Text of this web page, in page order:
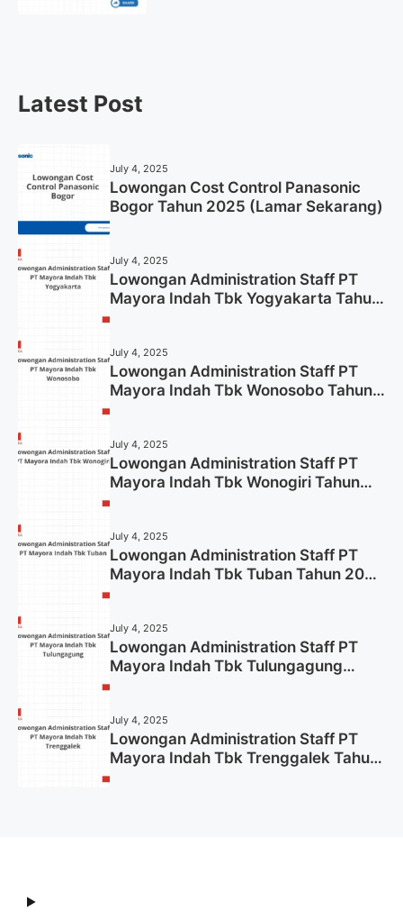
Latest Post
July 4, 2025
Lowongan Cost Control Panasonic
Bogor Tahun 2025 (Lamar Sekarang)
July 4, 2025
Lowongan Administration Staff PT
Mayora Indah Tbk Yogyakarta Tahun
July 4, 2025
Lowongan Administration Staff PT
Mayora Indah Tbk Wonosobo Tahun
July 4, 2025
Lowongan Administration Staff PT
Mayora Indah Tbk Wonogiri Tahun
July 4, 2025
Lowongan Administration Staff PT
Mayora Indah Tbk Tuban Tahun 2025
July 4, 2025
Lowongan Administration Staff PT
Mayora Indah Tbk Tulungagung
July 4, 2025
Lowongan Administration Staff PT
Mayora Indah Tbk Trenggalek Tahun